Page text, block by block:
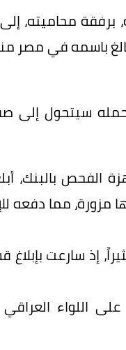
محاميته،
سيتحول إلى
الفحص بالبنك،
مما دفعه
إذ سارعت
اللواء العراقي